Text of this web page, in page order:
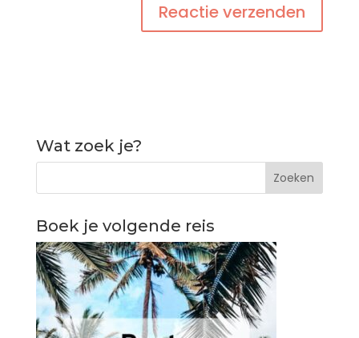
Wat zoek je?
Boek je volgende reis